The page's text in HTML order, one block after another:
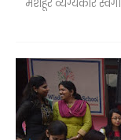
मशहूर व्यंग्यकार